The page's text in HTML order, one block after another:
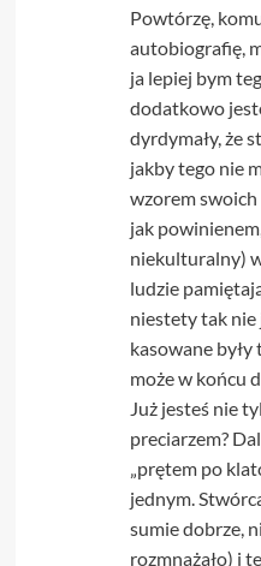
Powtórzę,
autobiografię,
ja lepiej bym
dodatkowo
dyrdymały, że
jakby tego nie
wzorem
jak
niekulturalny)
ludzie
niestety tak nie
kasowane były
może w końcu
Już jesteś nie
preciarzem?
„prętem po
jednym.
sumie dobrze,
rozmnażało) i